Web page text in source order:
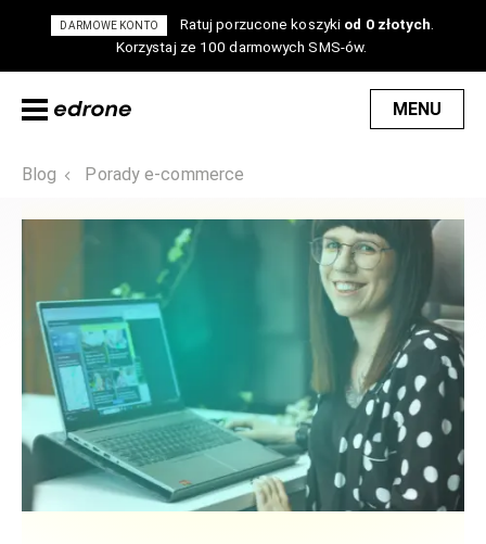
DARMOWE KONTO Ratuj porzucone koszyki od 0 złotych
Korzystaj ze 100 darmowych SMS-ów.
MENU
Blog Porady e-commerce